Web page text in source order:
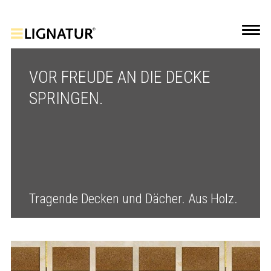
VOR FREUDE AN DIE DECKE
SPRINGEN.
Tragende Decken und Dächer. Aus Holz.